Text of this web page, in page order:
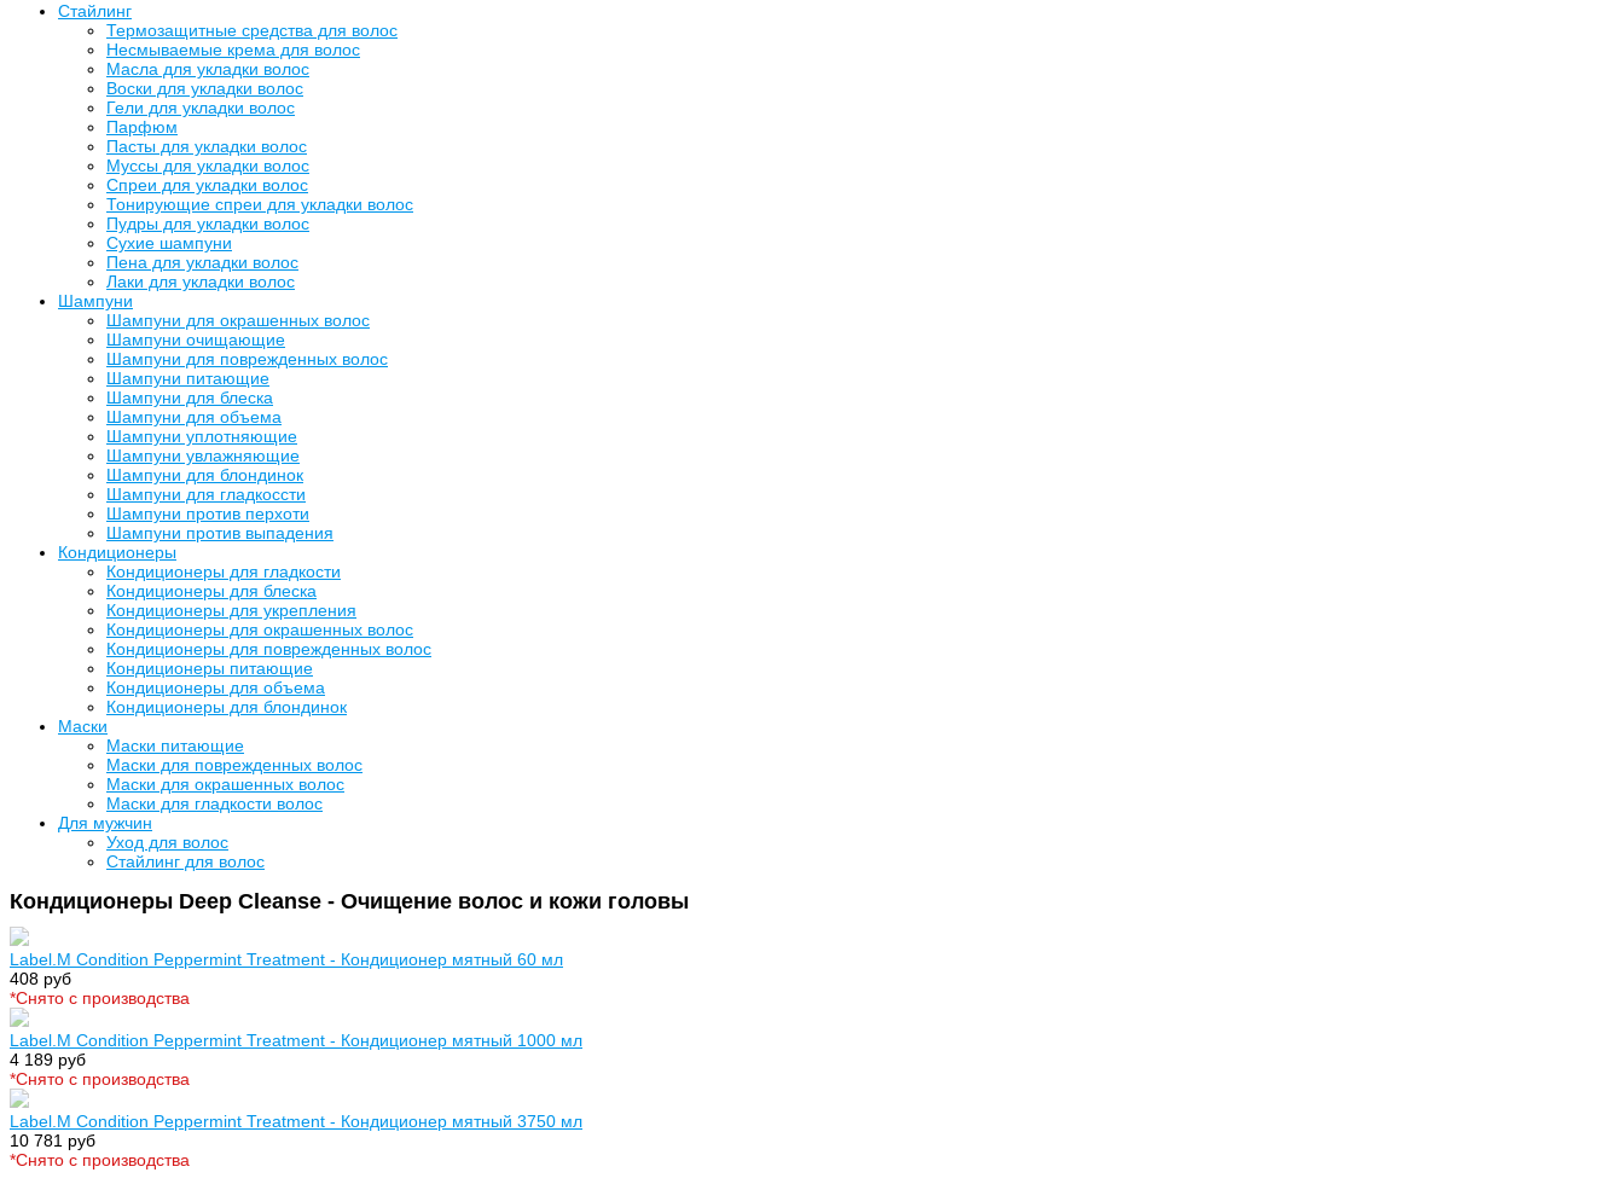
Стайлинг
Термозащитные средства для волос
Несмываемые крема для волос
Масла для укладки волос
Воски для укладки волос
Гели для укладки волос
Парфюм
Пасты для укладки волос
Муссы для укладки волос
Спреи для укладки волос
Тонирующие спреи для укладки волос
Пудры для укладки волос
Сухие шампуни
Пена для укладки волос
Лаки для укладки волос
Шампуни
Шампуни для окрашенных волос
Шампуни очищающие
Шампуни для поврежденных волос
Шампуни питающие
Шампуни для блеска
Шампуни для объема
Шампуни уплотняющие
Шампуни увлажняющие
Шампуни для блондинок
Шампуни для гладкоссти
Шампуни против перхоти
Шампуни против выпадения
Кондиционеры
Кондиционеры для гладкости
Кондиционеры для блеска
Кондиционеры для укрепления
Кондиционеры для окрашенных волос
Кондиционеры для поврежденных волос
Кондиционеры питающие
Кондиционеры для объема
Кондиционеры для блондинок
Маски
Маски питающие
Маски для поврежденных волос
Маски для окрашенных волос
Маски для гладкости волос
Для мужчин
Уход для волос
Стайлинг для волос
Кондиционеры Deep Cleanse - Очищение волос и кожи головы
Label.M Condition Peppermint Treatment - Кондиционер мятный 60 мл
408 руб
*Cнято с производства
Label.M Condition Peppermint Treatment - Кондиционер мятный 1000 мл
4 189 руб
*Cнято с производства
Label.M Condition Peppermint Treatment - Кондиционер мятный 3750 мл
10 781 руб
*Cнято с производства